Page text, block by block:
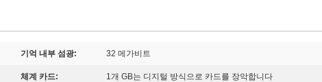
기억 내부 섬광: 32 메가비트
체계 카드: 1개 GB는 디지털 방식으로 카드를 장악합니다